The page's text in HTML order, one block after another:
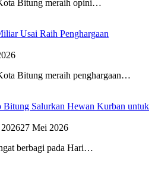
Bitung meraih opini…
Usai Raih Penghargaan
Bitung meraih penghargaan…
Bitung Salurkan Hewan Kurban untuk
27 Mei 2026
berbagi pada Hari…